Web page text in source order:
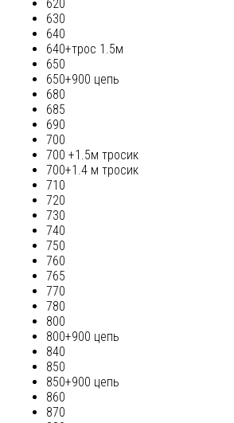
620
630
640
640+трос 1.5м
650
650+900 цепь
680
685
690
700
700 +1.5м тросик
700+1.4 м тросик
710
720
730
740
750
760
765
770
780
800
800+900 цепь
840
850
850+900 цепь
860
870